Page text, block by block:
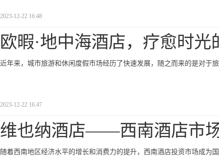
2023-12-22 16:48
欧暇·地中海酒店，疗愈时光
近年来，城市旅游和休闲度假市场经历了快速发展，随之而来的是对于
2023-12-22 16:47
维也纳酒店——西南酒店市
随着西南地区经济水平的增长和消费力的提升，西南酒店投资市场成为